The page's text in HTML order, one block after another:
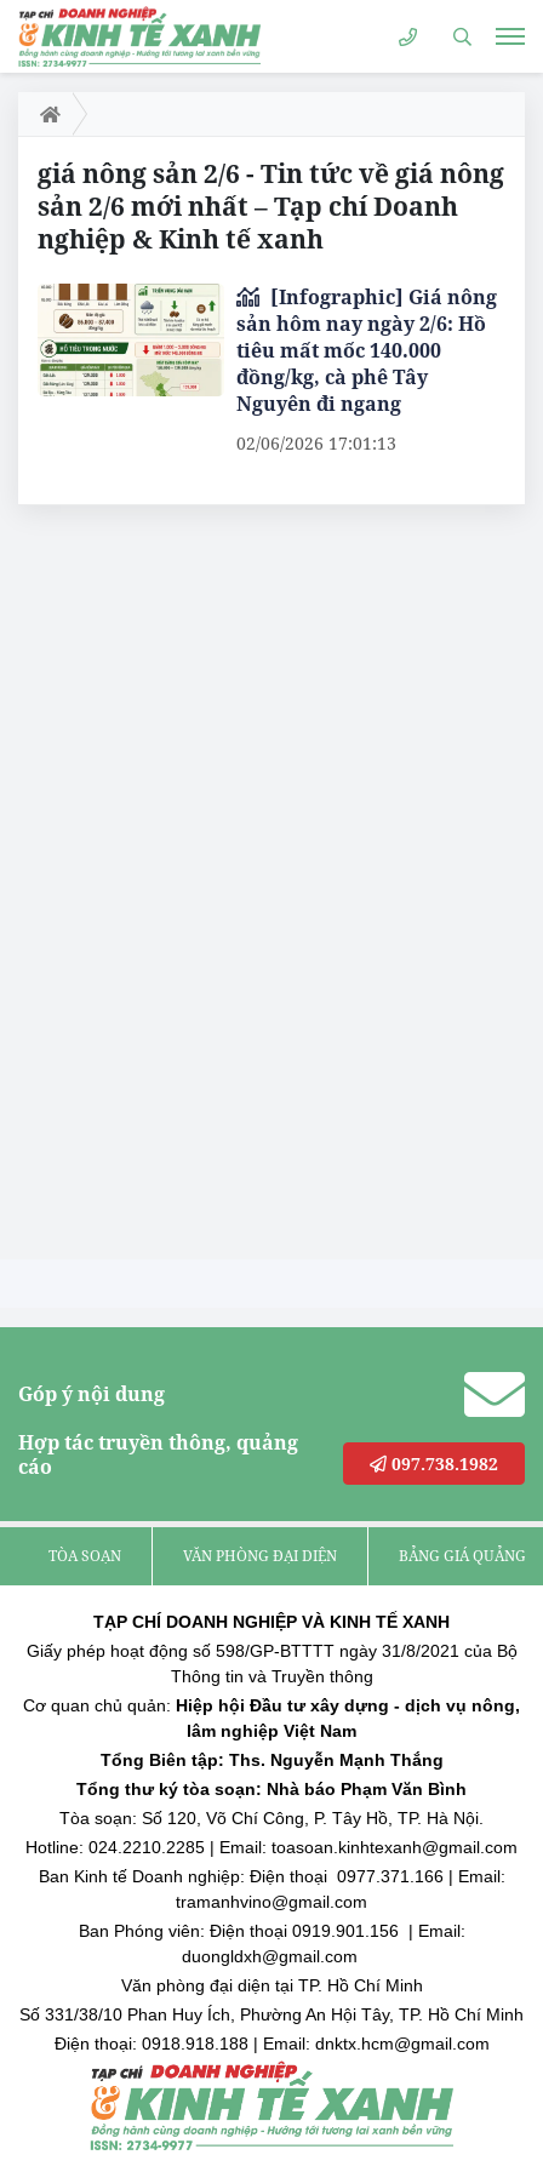
giá nông sản 2/6 - Tin tức về giá nông
sản 2/6 mới nhất – Tạp chí Doanh
nghiệp & Kinh tế xanh
[Infographic] Giá nông
sản hôm nay ngày 2/6: Hồ
tiêu mất mốc 140.000
đồng/kg, cà phê Tây
Nguyên đi ngang
02/06/2026 17:01:13
Góp ý nội dung
Hợp tác truyền thông, quảng
cáo
097.738.1982
TÒA SOẠN VĂN PHÒNG ĐẠI DIỆN BẢNG GIÁ QUẢNG
TẠP CHÍ DOANH NGHIỆP VÀ KINH TẾ XANH
Giấy phép hoạt động số 598/GP-BTTTT ngày 31/8/2021 của Bộ
Thông tin và Truyền thông
Cơ quan chủ quản: Hiệp hội Đầu tư xây dựng - dịch vụ nông,
lâm nghiệp Việt Nam
Tổng Biên tập: Ths. Nguyễn Mạnh Thắng
Tổng thư ký tòa soạn: Nhà báo Phạm Văn Bình
Tòa soạn: Số 120, Võ Chí Công, P. Tây Hồ, TP. Hà Nội.
Hotline: 024.2210.2285 | Email: toasoan.kinhtexanh@gmail.com
Ban Kinh tế Doanh nghiệp: Điện thoại 0977.371.166 | Email:
tramanhvino@gmail.com
Ban Phóng viên: Điện thoại 0919.901.156 | Email:
duongldxh@gmail.com
Văn phòng đại diện tại TP. Hồ Chí Minh
Số 331/38/10 Phan Huy Ích, Phường An Hội Tây, TP. Hồ Chí Minh
Điện thoại: 0918.918.188 | Email: dnktx.hcm@gmail.com